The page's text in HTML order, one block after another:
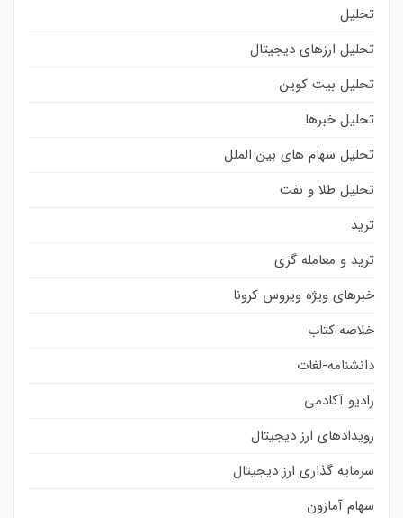
تحلیل
تحلیل ارزهای دیجیتال
تحلیل بیت کوین
تحلیل خبرها
تحلیل سهام های بین الملل
تحلیل طلا و نفت
ترید
ترید و معامله گری
خبرهای ویژه ویروس کرونا
خلاصه کتاب
دانشنامه-لغات
رادیو آکادمی
رویدادهای ارز دیجیتال
سرمایه گذاری ارز دیجیتال
سهام آمازون